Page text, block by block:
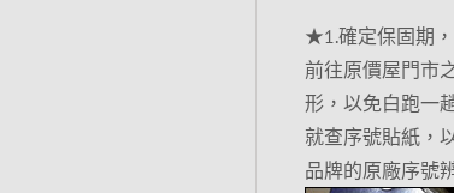
★1.確定保固期
前往原價屋門市
形，以免白跑一
就查序號貼紙，
品牌的原廠序號